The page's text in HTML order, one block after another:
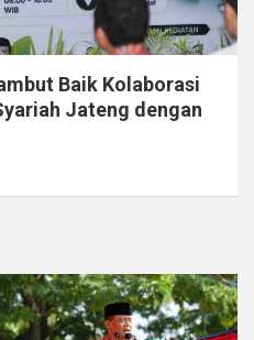
Baik Kolaborasi
Jateng dengan